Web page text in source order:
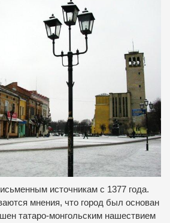
источникам с 1377 года.
мнения, что город был основан
татаро-монгольским нашествием